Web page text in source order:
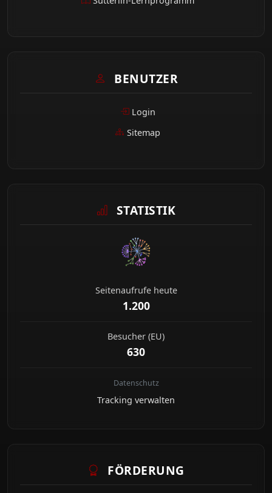
BENUTZER
Login
Sitemap
STATISTIK
Seitenaufrufe heute
1.200
Besucher (EU)
630
Datenschutz
Tracking verwalten
FÖRDERUNG